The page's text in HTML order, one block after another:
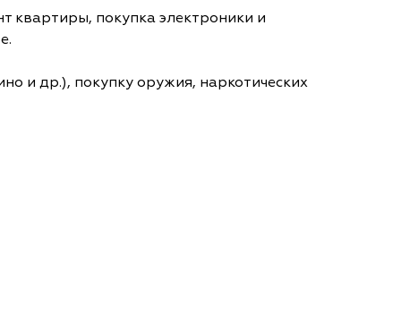
квартиры, покупка электроники и
и др.), покупку оружия, наркотических